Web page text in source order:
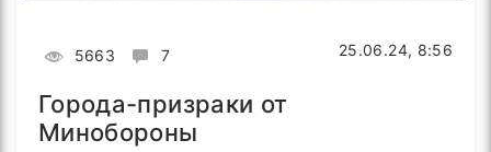
5663 7 25.06.24, 8:56
Города-призраки от
Минобороны